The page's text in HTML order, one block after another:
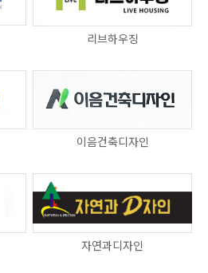
리브하우징
이음건축디자인
자연과디자인